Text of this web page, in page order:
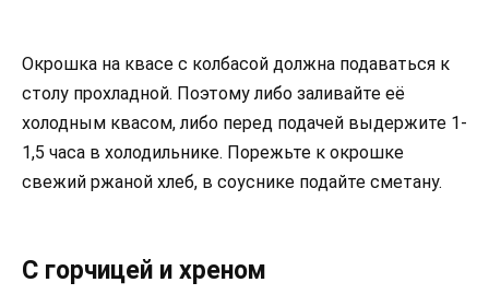
Окрошка на квасе с колбасой должна подаваться к
столу прохладной. Поэтому либо заливайте её
холодным квасом, либо перед подачей выдержите 1-
1,5 часа в холодильнике. Порежьте к окрошке
свежий ржаной хлеб, в соуснике подайте сметану.
С горчицей и хреном